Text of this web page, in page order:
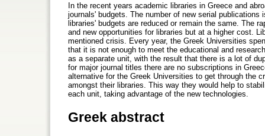
In the recent years academic libraries in Greece and
journals' budgets. The number of new serial
libraries' budgets are reduced or remain the same. The
and new opportunities for libraries but at a higher cost.
mentioned crisis. Every year, the Greek Universities
that it is not enough to meet the educational and
as a separate unit, with the result that there is a lot of
for major journal titles there are no subscriptions in
alternative for the Greek Universities to get through the
amongst their libraries. This way they would help to
each unit, taking advantage of the new technologies.
Greek abstract